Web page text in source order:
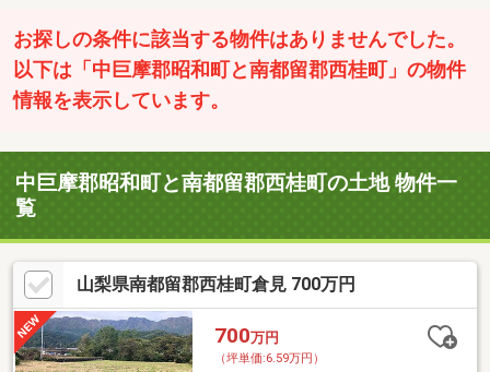
お探しの条件に該当する物件はありませんでした。
以下は「中巨摩郡昭和町と南都留郡西桂町」の物件
情報を表示しています。
中巨摩郡昭和町と南都留郡西桂町の土地 物件一
覧
山梨県南都留郡西桂町倉見 700万円
700万円
（坪単価:6.59万円）